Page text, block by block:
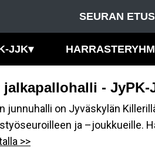
SEURAN
JJK▾
- JyPK-
junnuhalli on Jyväskylän
ja –joukkueille.
>>